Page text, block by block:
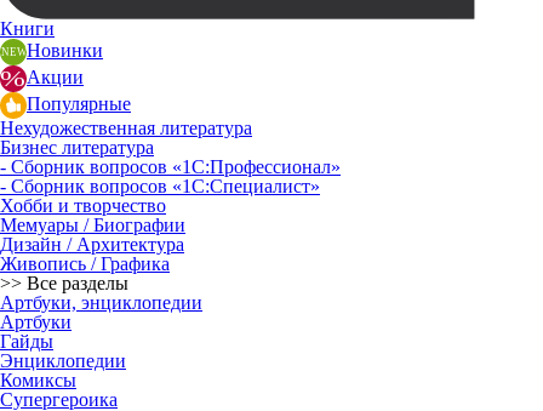
Книги
Новинки
Акции
Популярные
Нехудожественная литература
Бизнес литература
- Сборник вопросов «1С:Профессионал»
- Сборник вопросов «1С:Специалист»
Хобби и творчество
Мемуары / Биографии
Дизайн / Архитектура
Живопись / Графика
>> Все разделы
Артбуки, энциклопедии
Артбуки
Гайды
Энциклопедии
Комиксы
Супергероика